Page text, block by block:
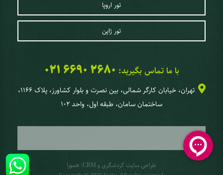
تور اروپا
تور ژاپن
با ما تماس بگیرید: 021 6690 2680
تهران، خیابان کارگر شمالی، بین نصرت و بلوار کشاورز، پلاک 1166،
ساختمان سامان، طبقه اول، واحد 102
طراحی سایت گردشگری و CRM
: همورا